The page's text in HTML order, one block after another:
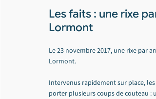
Les faits : une rixe
Lormont
Le 23 novembre 2017, une rixe par
Lormont.
Intervenus rapidement sur place,
porter plusieurs coups de couteau